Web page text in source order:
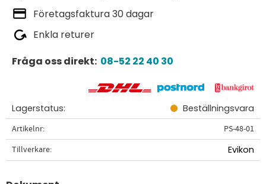
Företagsfaktura 30 dagar
Enkla returer
Fråga oss direkt: 08-52 22 40 30
Lagerstatus Beställningsvara
Artikelnr
PS-48-01
Tillverkare
Evikon